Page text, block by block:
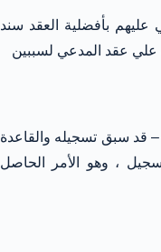
بأفضلية العقد سند
علي عقد المدعي لسببين
قد سبق تسجيله والقاعدة
، وهو الأمر الحاصل